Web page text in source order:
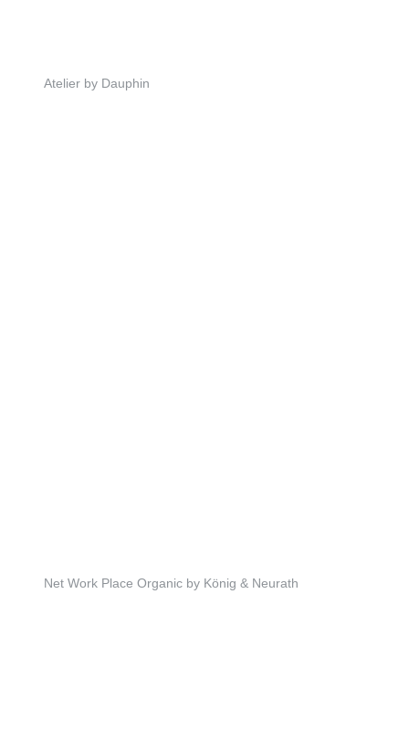
Atelier by Dauphin
Net Work Place Organic by König & Neurath